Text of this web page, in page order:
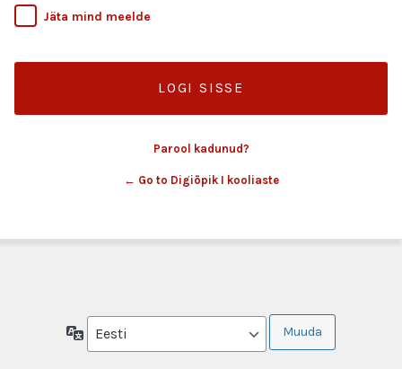
Jäta mind meelde
Parool kadunud?
← Go to Digiõpik I kooliaste
Keel